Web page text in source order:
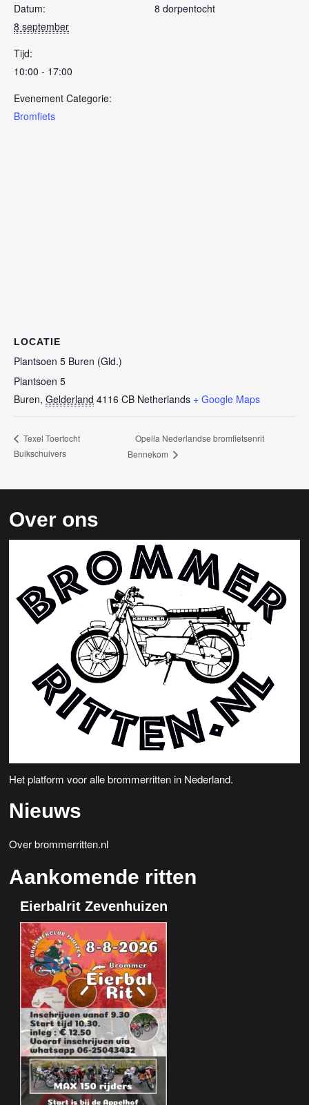
Datum:
8 september
Tijd:
10:00 - 17:00
Evenement Categorie:
Bromfiets
8 dorpentocht
LOCATIE
Plantsoen 5 Buren (Gld.)
Plantsoen 5
Buren, Gelderland 4116 CB Netherlands + Google Maps
Texel Toertocht
Buikschuivers
Opella Nederlandse bromfietsenrit
Bennekom
Over ons
Het platform voor alle brommerritten in Nederland.
Nieuws
Over brommerritten.nl
Aankomende ritten
Eierbalrit Zevenhuizen